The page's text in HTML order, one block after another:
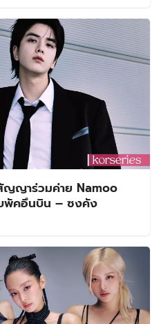
ญญาร่วมค่าย Namoo
พัคอึนบิน – ซงคัง